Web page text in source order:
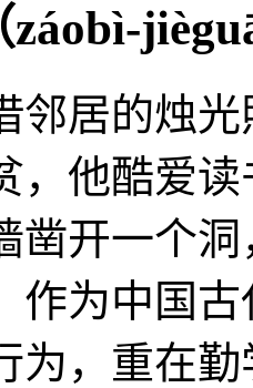
záobì-
邻居的烛
，他酷爱
凿开一个
作为中国
为，重在